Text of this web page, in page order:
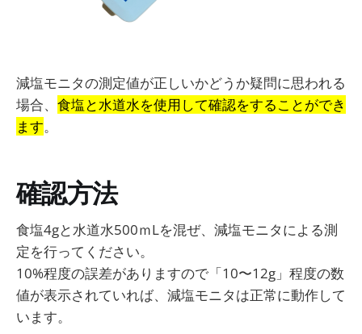
減塩モニタの測定値が正しいかどうか疑問に思われる
場合、 食塩と水道水を使用して確認をすることができ
ます。
確認方法
食塩4gと水道水500ｍLを混ぜ、減塩モニタによる測
定を行ってください。
10%程度の誤差がありますので「10〜12g」程度の数
値が表示されていれば、減塩モニタは正常に動作して
います。